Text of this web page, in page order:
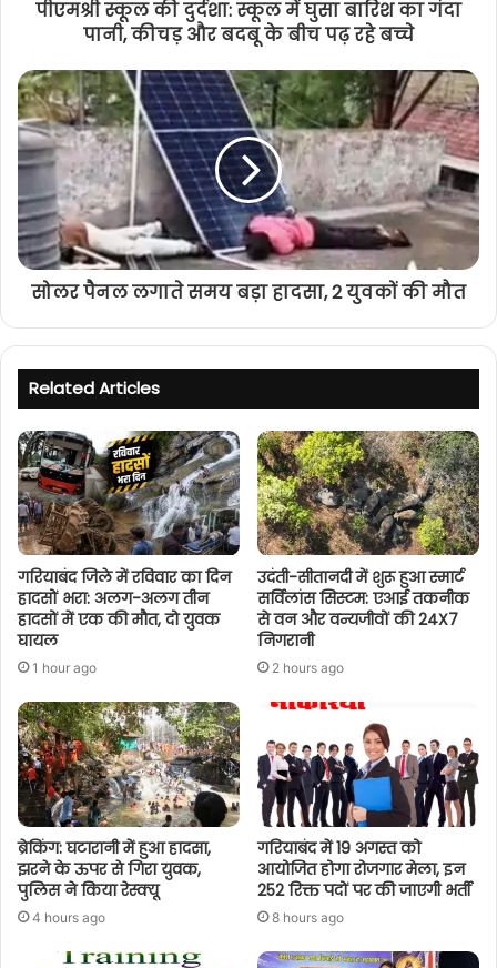
पीएमश्री स्कूल की दुर्दशा: स्कूल में घुसा बारिश का गंदा
पानी, कीचड़ और बदबू के बीच पढ़ रहे बच्चे
सोलर पैनल लगाते समय बड़ा हादसा, 2 युवकों की मौत
Related Articles
गरियाबंद जिले में रविवार का दिन
हादसों भरा: अलग-अलग तीन
हादसों में एक की मौत, दो युवक
घायल
1 hour ago
उदंती-सीतानदी में शुरू हुआ स्मार्ट
सर्विलांस सिस्टम: एआई तकनीक
से वन और वन्यजीवों की 24X7
निगरानी
2 hours ago
ब्रेकिंग: घटारानी में हुआ हादसा,
झरने के ऊपर से गिरा युवक,
पुलिस ने किया रेस्क्यू
4 hours ago
गरियाबंद में 19 अगस्त को
आयोजित होगा रोजगार मेला, इन
252 रिक्त पदों पर की जाएगी भर्ती
8 hours ago